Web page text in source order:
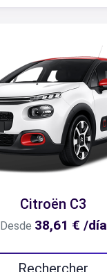
Citroën C3
Desde 38,61 € /día
Rechercher